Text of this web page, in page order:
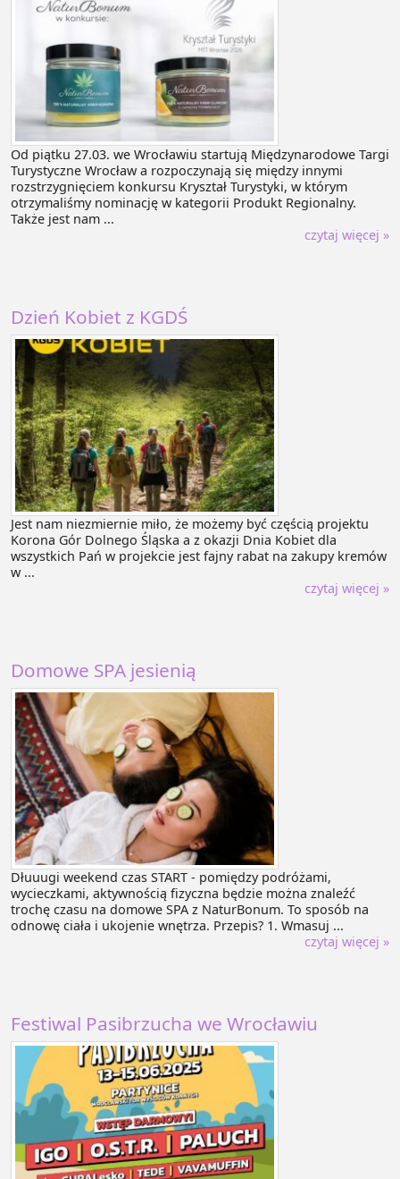
Od piątku 27.03. we Wrocławiu startują Międzynarodowe Targi
Turystyczne Wrocław a rozpoczynają się między innymi
rozstrzygnięciem konkursu Kryształ Turystyki, w którym
otrzymaliśmy nominację w kategorii Produkt Regionalny.
Także jest nam ...
czytaj więcej »
Dzień Kobiet z KGDŚ
Jest nam niezmiernie miło, że możemy być częścią projektu
Korona Gór Dolnego Śląska a z okazji Dnia Kobiet dla
wszystkich Pań w projekcie jest fajny rabat na zakupy kremów
w ...
czytaj więcej »
Domowe SPA jesienią
Dłuuugi weekend czas START - pomiędzy podróżami,
wycieczkami, aktywnością fizyczna będzie można znaleźć
trochę czasu na domowe SPA z NaturBonum. To sposób na
odnowę ciała i ukojenie wnętrza. Przepis? 1. Wmasuj ...
czytaj więcej »
Festiwal Pasibrzucha we Wrocławiu